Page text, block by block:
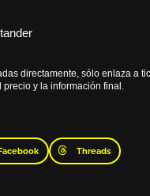
directamente, sólo enlaza a
precio y la información final.
Threads